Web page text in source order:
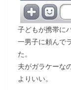
子どもが携帯に
一男子に頼んで
た。
夫がガラケーな
よりいい。